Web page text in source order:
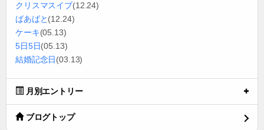
クリスマスイブ(12.24)
ばあばと(12.24)
ケーキ(05.13)
5日5日(05.13)
結婚記念日(03.13)
月別エントリー
ブログトップ